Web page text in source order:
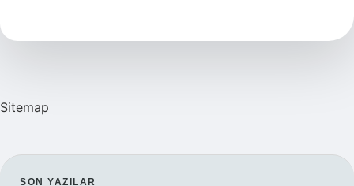
Yer
Sitemap
SON YAZILAR